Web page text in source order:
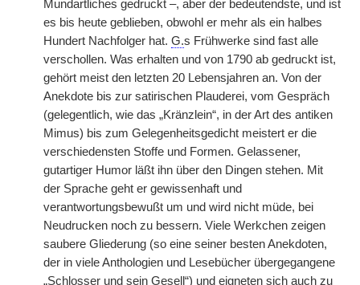
Mundartliches gedruckt –, aber der bedeutendste, und ist
es bis heute geblieben, obwohl er mehr als ein halbes
Hundert Nachfolger hat. G.s Frühwerke sind fast alle
verschollen. Was erhalten und von 1790 ab gedruckt ist,
gehört meist den letzten 20 Lebensjahren an. Von der
Anekdote bis zur satirischen Plauderei, vom Gespräch
(gelegentlich, wie das „Kränzlein“, in der Art des antiken
Mimus) bis zum Gelegenheitsgedicht meistert er die
verschiedensten Stoffe und Formen. Gelassener,
gutartiger Humor läßt ihn über den Dingen stehen. Mit
der Sprache geht er gewissenhaft und
verantwortungsbewußt um und wird nicht müde, bei
Neudrucken noch zu bessern. Viele Werkchen zeigen
saubere Gliederung (so eine seiner besten Anekdoten,
der in viele Anthologien und Lesebücher übergegangene
„Schlosser und sein Gesell“) und eigneten sich auch zu